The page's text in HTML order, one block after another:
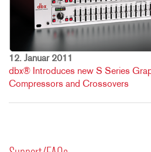
12. Januar 2011
dbx® Introduces new S Series
Compressors and Crossovers